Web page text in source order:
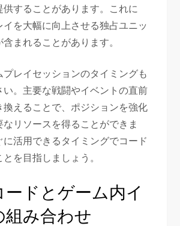
することがあります。これに
を大幅に向上させる独占ユニッ
まれることがあります。
プレイセッションのタイミングも
。主要な戦闘やイベントの直前
換えることで、ポジションを強化
リソースを得ることができま
活用できるタイミングでコード
を目指しましょう。
ドとゲーム内イ
み合わせ